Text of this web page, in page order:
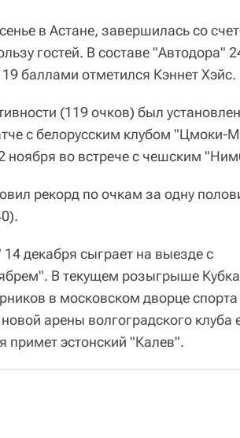
в Астане, завершилась со
гостей. В составе "Автодора"
баллами отметился Кэннет Хэйс.
(119 очков) был
с белорусским клубом "Цмоки-
ноября во встрече с чешским
рекорд по очкам за одну
декабря сыграет на выезде с
В текущем розыгрыше
в московском дворце
арены волгоградского клуба
примет эстонский "Калев".